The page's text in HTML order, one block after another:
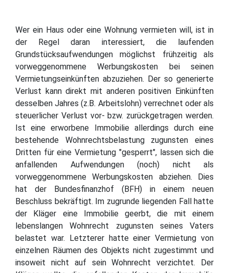
Wer ein Haus oder eine Wohnung vermieten will, ist in
der Regel daran interessiert, die laufenden
Grundstücksaufwendungen möglichst frühzeitig als
vorweggenommene Werbungskosten bei seinen
Vermietungseinkünften abzuziehen. Der so generierte
Verlust kann direkt mit anderen positiven Einkünften
desselben Jahres (z.B. Arbeitslohn) verrechnet oder als
steuerlicher Verlust vor- bzw. zurückgetragen werden.
Ist eine erworbene Immobilie allerdings durch eine
bestehende Wohnrechtsbelastung zugunsten eines
Dritten für eine Vermietung "gesperrt", lassen sich die
anfallenden Aufwendungen (noch) nicht als
vorweggenommene Werbungskosten abziehen. Dies
hat der Bundesfinanzhof (BFH) in einem neuen
Beschluss bekräftigt. Im zugrunde liegenden Fall hatte
der Kläger eine Immobilie geerbt, die mit einem
lebenslangen Wohnrecht zugunsten seines Vaters
belastet war. Letzterer hatte einer Vermietung von
einzelnen Räumen des Objekts nicht zugestimmt und
insoweit nicht auf sein Wohnrecht verzichtet. Der